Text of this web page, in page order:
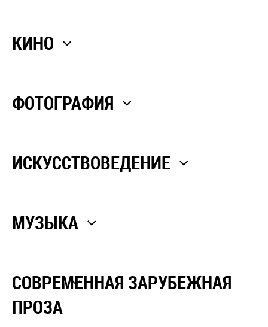
КИНО
ФОТОГРАФИЯ
ИСКУССТВОВЕДЕНИЕ
МУЗЫКА
СОВРЕМЕННАЯ ЗАРУБЕЖНАЯ
ПРОЗА